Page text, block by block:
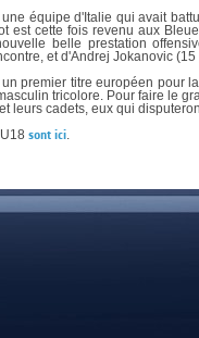
équipe d'Italie qui avait
est cette fois revenu aux
belle prestation
et d'Andrej Jokanovic
premier titre européen pour
tricolore. Pour faire le
leurs cadets, eux qui
sont ici.